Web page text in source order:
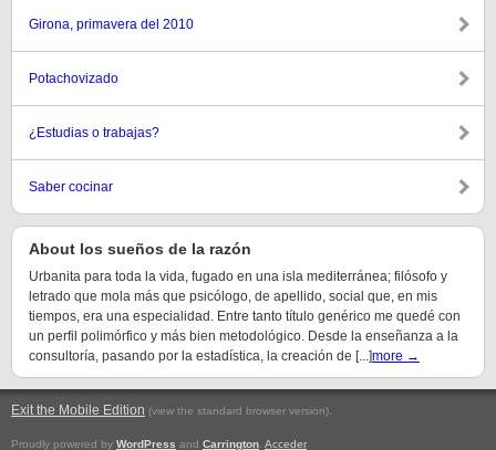
Girona, primavera del 2010
Potachovizado
¿Estudias o trabajas?
Saber cocinar
About los sueños de la razón
Urbanita para toda la vida, fugado en una isla mediterránea; filósofo y
letrado que mola más que psicólogo, de apellido, social que, en mis
tiempos, era una especialidad. Entre tanto título genérico me quedé con
un perfil polimórfico y más bien metodológico. Desde la enseñanza a la
consultoría, pasando por la estadística, la creación de [...]more →
Exit the Mobile Edition (view the standard browser version).
Proudly powered by WordPress and Carrington Acceder